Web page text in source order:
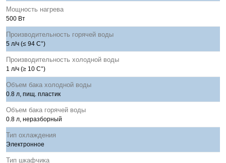
Мощность нагрева
500 Вт
Производительность горячей воды
5 л/ч (≤ 94 C°)
Производительность холодной воды
1 л/ч (≥ 10 C°)
Объем бака холодной воды
0.8 л, пищ. пластик
Объем бака горячей воды
0.8 л, неразборный
Тип охлаждения
Электронное
Тип шкафчика